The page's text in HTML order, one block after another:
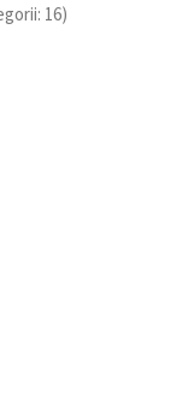
16)